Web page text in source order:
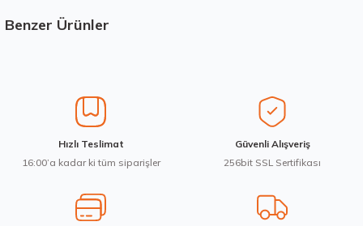
Görüş ve önerileriniz için teşekkür ederiz.
Ürün bilgilerinde hatalar bulunuyor.
Ürün fiyatı diğer sitelerden daha pahalı.
Bu ürüne benzer farklı alternatifler olmalı.
Benzer Ürünler
Hankook 205/65R16C 107/105T VanTRa LT RA18 Yaz 2026
Hızlı Teslimat
16:00’a kadar ki tüm siparişler
Güvenli Alışveriş
256bit SSL Sertifikası